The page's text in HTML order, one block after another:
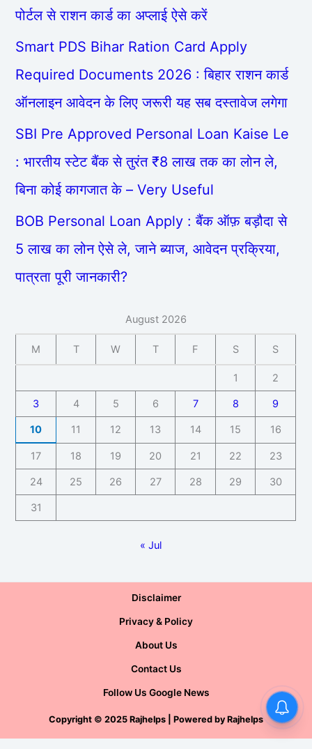
पोर्टल से राशन कार्ड का अप्लाई ऐसे करें
Smart PDS Bihar Ration Card Apply
Required Documents 2026 : बिहार राशन कार्ड
ऑनलाइन आवेदन के लिए जरूरी यह सब दस्तावेज लगेगा
SBI Pre Approved Personal Loan Kaise Le
: भारतीय स्टेट बैंक से तुरंत ₹8 लाख तक का लोन ले,
बिना कोई कागजात के – Very Useful
BOB Personal Loan Apply : बैंक ऑफ़ बड़ौदा से
5 लाख का लोन ऐसे ले, जाने ब्याज, आवेदन प्रक्रिया,
पात्रता पूरी जानकारी?
August 2026
M T W T F S S
1 2
3 4 5 6 7 8 9
10 11 12 13 14 15 16
17 18 19 20 21 22 23
24 25 26 27 28 29 30
31
« Jul
Disclaimer
Privacy & Policy
About Us
Contact Us
Follow Us Google News
Copyright © 2025 Rajhelps | Powered by Rajhelps